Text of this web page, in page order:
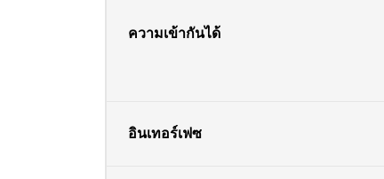
ความเข้ากันได้
อินเทอร์เฟซ